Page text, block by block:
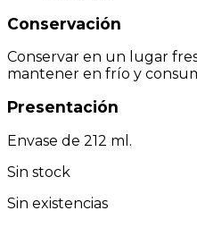
Conservación
Conservar en un lugar
mantener en frío y
Presentación
Envase de 212 ml.
Sin stock
Sin existencias